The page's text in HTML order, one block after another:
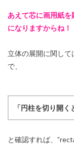
あえて芯に画用紙
になりますからね！
立体の展開に関し
で、
「円柱を切り開
と確認すれば、